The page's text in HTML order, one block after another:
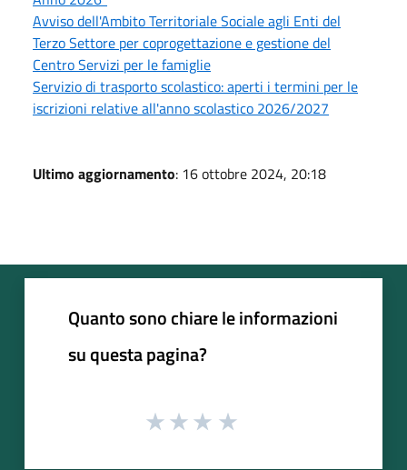
Avviso dell'Ambito Territoriale Sociale agli Enti del
Terzo Settore per coprogettazione e gestione del
Centro Servizi per le famiglie
Servizio di trasporto scolastico: aperti i termini per le
iscrizioni relative all'anno scolastico 2026/2027
Ultimo aggiornamento: 16 ottobre 2024, 20:18
Quanto sono chiare le informazioni
su questa pagina?